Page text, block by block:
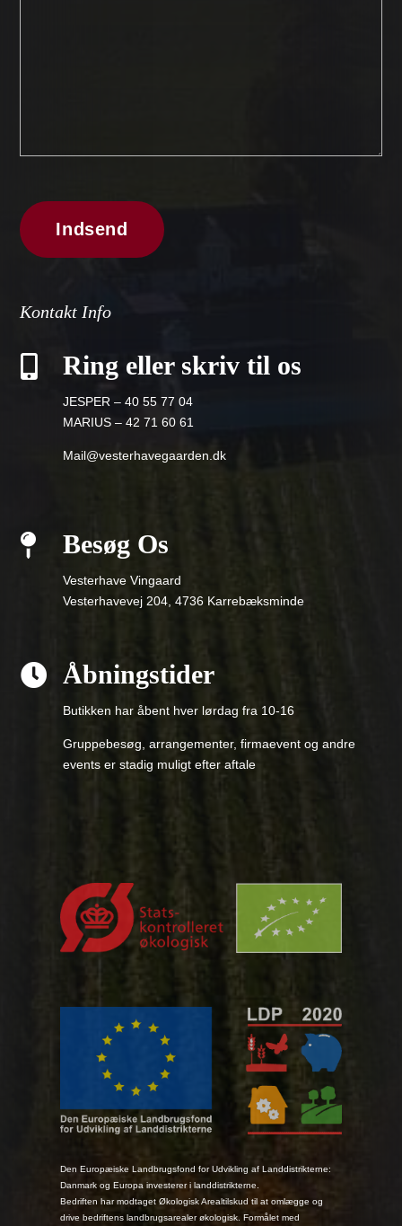
Kontakt Info
 Ring eller skriv til os
JESPER – 40 55 77 04
MARIUS – 42 71 60 61
Mail@vesterhavegaarden.dk
 Besøg Os
Vesterhave Vingaard
Vesterhavevej 204, 4736 Karrebæksminde
 Åbningstider
Butikken har åbent hver lørdag fra 10-16
Gruppebesøg, arrangementer, firmaevent og andre
events er stadig muligt efter aftale
Den Europæiske Landbrugsfond for Udvikling af Landdistrikterne:
Danmark og Europa investerer i landdistrikterne.
Bedriften har modtaget Økologisk Arealtilskud til at omlægge og
drive bedriftens landbrugsarealer økologisk. Formålet med